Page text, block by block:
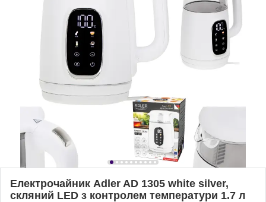
Електрочайник Adler AD 1305 white silver,
скляний LED з контролем температури 1.7 л